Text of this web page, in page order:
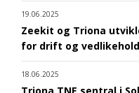
19.06.2025
Zeekit og Triona
for drift og
18.06.2025
Triona TNE sentral i